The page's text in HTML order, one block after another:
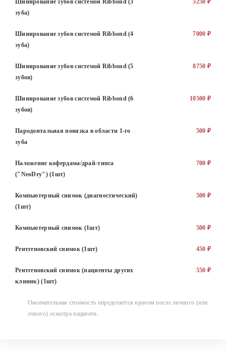
Шинирование зубов системой Ribbond (3
зуба)
5250 ₽
Шинирование зубов системой Ribbond (4
зуба)
7000 ₽
Шинирование зубов системой Ribbond (5
зубов)
8750 ₽
Шинирование зубов системой Ribbond (6
зубов)
10500 ₽
Пародонтальная повязка в области 1-го
зуба
500 ₽
Наложение кофердама/драй-типса
("NeoDry") (1шт)
700 ₽
Компьютерный снимок (диагностический)
(1шт)
500 ₽
Компьютерный снимок (1шт) 500 ₽
Рентгеновский снимок (1шт) 450 ₽
Рентгеновский снимок (пациенты других
клиник) (1шт)
550 ₽
Окончательная стоимость определяется врачом после личного (или
очного) осмотра пациента.